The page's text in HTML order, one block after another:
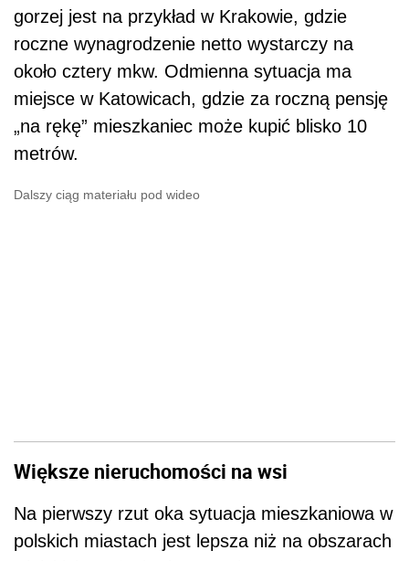
gorzej jest na przykład w Krakowie, gdzie
roczne wynagrodzenie netto wystarczy na
około cztery mkw. Odmienna sytuacja ma
miejsce w Katowicach, gdzie za roczną pensję
„na rękę” mieszkaniec może kupić blisko 10
metrów.
Dalszy ciąg materiału pod wideo
Większe nieruchomości na wsi
Na pierwszy rzut oka sytuacja mieszkaniowa w
polskich miastach jest lepsza niż na obszarach